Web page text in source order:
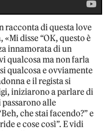
racconta di questa love
disse “OK, questo è
innamorata di un
qualcosa ma non farla
qualcosa e ovviamente
e il regista si
iniziarono a parlare di
alle
che stai facendo?” e
e cose così”. E vidi